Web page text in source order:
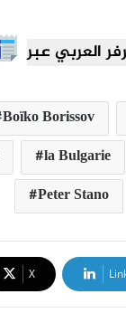
Boïko Borissov
la Bulgarie
Peter Stano
X